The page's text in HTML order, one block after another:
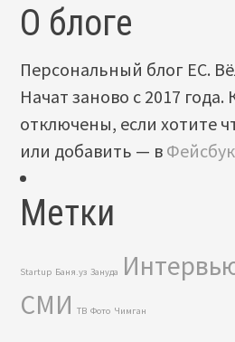
О блоге
Персональный блог ЕС.
Начат заново с 2017
отключены, если хотите
или добавить — в
Метки
Startup Баня.уз Зануда
СМИ ТВ Фото Чимган